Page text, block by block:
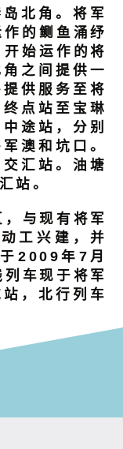
北角。将军
的鲗鱼涌纾
始运作的将
之间提供一
供服务至将
点站至宝琳
途站，分别
澳和坑口。
汇站。油塘
站。
与现有将军
工兴建，并
2009年7月
车现于将军
，北行列车